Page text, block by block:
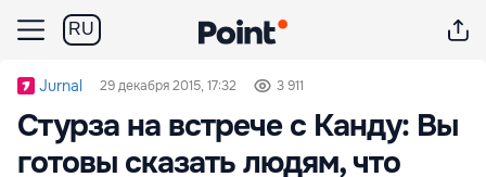
RU
Jurnal 29 декабря 2015, 17:32 3 911
Стурза на встрече с Канду: Вы
готовы сказать людям, что